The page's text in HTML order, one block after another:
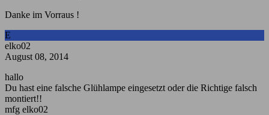
Danke im Vorraus !
E
elko02
August 08, 2014
hallo
Du hast eine falsche Glühlampe eingesetzt oder die Richtige falsch
montiert!!
mfg elko02